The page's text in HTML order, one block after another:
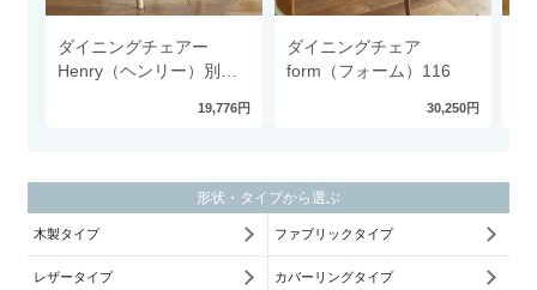
ダイニングチェアー
Henry（ヘンリー）別注
19,776円
ダイニングチェア
form（フォーム）116
30,250円
形状・タイプから選ぶ
木製タイプ ファブリックタイプ
レザータイプ カバーリングタイプ